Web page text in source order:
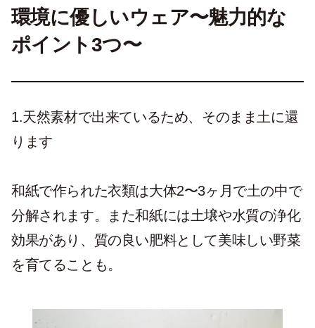
環境に優しいウェア〜魅力的な
ポイント3つ〜
1.天然素材で出来ているため、そのまま土に還
ります
和紙で作られた衣類は大体2〜3ヶ月で土の中で
分解されます。また和紙には土壌や水質の浄化
効果があり、質の良い肥料として美味しい野菜
を育てることも。